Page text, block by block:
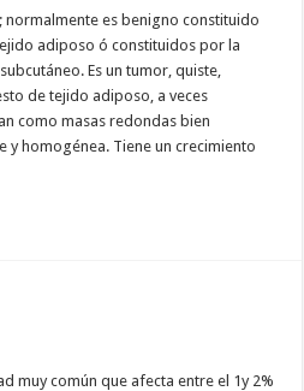
normalmente es benigno constituido
adiposo ó constituidos por la
Es un tumor, quiste,
de tejido adiposo, a veces
como masas redondas bien
y homogénea. Tiene un crecimiento
muy común que afecta entre el 1y 2%